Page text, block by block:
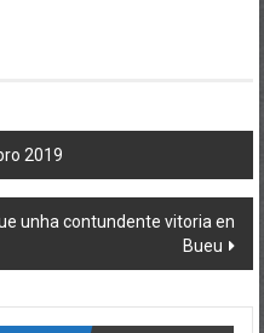
2019
unha contundente vitoria en
Bueu